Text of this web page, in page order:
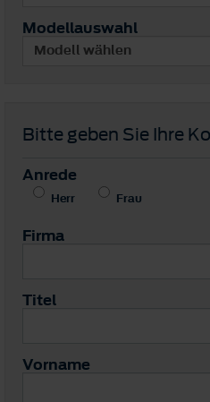
Modellauswahl
Bitte geben Sie Ihre
Anrede
Herr Frau
Firma
Titel
Vorname